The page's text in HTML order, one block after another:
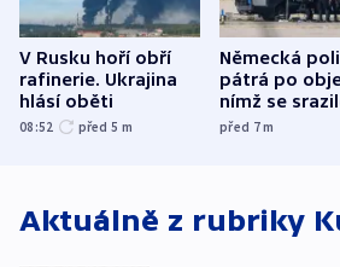
V Rusku hoří obří
rafinerie. Ukrajina
hlásí oběti
08:52 před 5 m
Německá
pátrá po
nímž se
letadlo u
před 7m
Aktuálně z rubriky